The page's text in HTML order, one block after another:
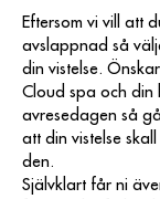
Eftersom vi vill att
avslappnad så
din vistelse.
Cloud spa och din
avresedagen så
att din vistelse
den.
Självklart får ni